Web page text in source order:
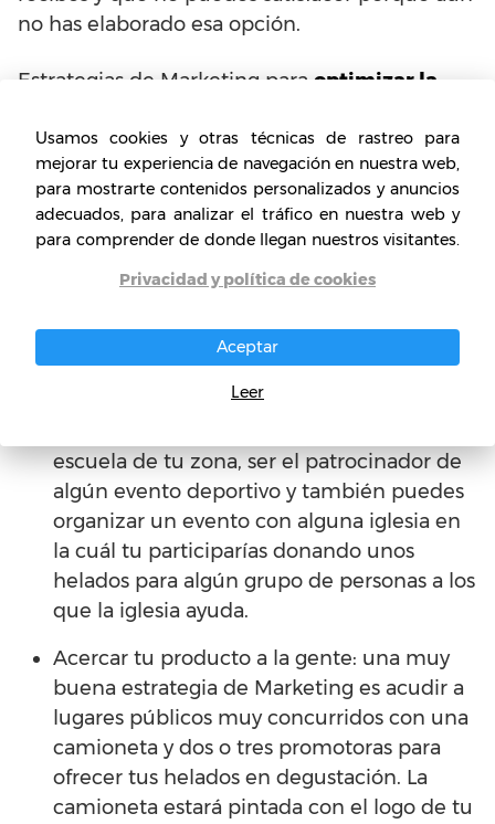
no has elaborado esa opción.
Estrategias de Marketing para optimizar la
¿Pensabas que una heladería podía congelar al
Marketing? ¡Por supuesto que no! El Marketing
es la base de todo negocio y las heladerías no
son la excepción. A continuación, tienes
algunos consejos a seguir:
Relaciones Públicas: estar en contacto con
los eventos de tu barrio ayudará a dar a
conocer y auspiciar tu marca. Puedes
escuela de tu zona, ser el patrocinador de
algún evento deportivo y también puedes
organizar un evento con alguna iglesia en
la cuál tu participarías donando unos
helados para algún grupo de personas a los
que la iglesia ayuda.
Acercar tu producto a la gente: una muy
buena estrategia de Marketing es acudir a
lugares públicos muy concurridos con una
camioneta y dos o tres promotoras para
ofrecer tus helados en degustación. La
camioneta estará pintada con el logo de tu
Usamos cookies y otras técnicas de rastreo para
mejorar tu experiencia de navegación en nuestra web,
para mostrarte contenidos personalizados y anuncios
adecuados, para analizar el tráfico en nuestra web y
para comprender de donde llegan nuestros visitantes.
Privacidad y política de cookies
Aceptar
Leer